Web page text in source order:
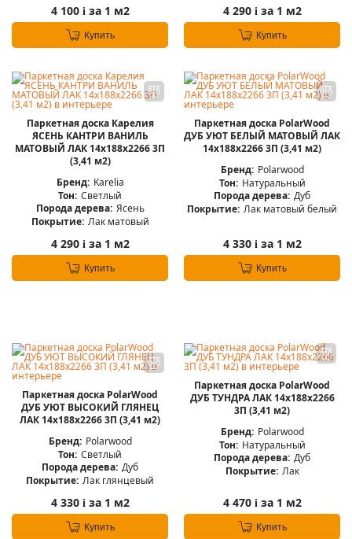
4 100 iза 1 м2
Купить
4 290 iза 1 м2
Купить
Паркетная доска Карелия
ЯСЕНЬ КАНТРИ ВАНИЛЬ
МАТОВЫЙ ЛАК 14x188x2266 3П
(3,41 м2)
Бренд: Karelia
Тон: Светлый
Порода дерева: Ясень
Покрытие: Лак матовый
4 290 iза 1 м2
Купить
Паркетная доска PolarWood
ДУБ УЮТ БЕЛЫЙ МАТОВЫЙ ЛАК
14x188x2266 3П (3,41 м2)
Бренд: Polarwood
Тон: Натуральный
Порода дерева: Дуб
Покрытие: Лак матовый белый
4 330 iза 1 м2
Купить
Паркетная доска PolarWood
ДУБ УЮТ ВЫСОКИЙ ГЛЯНЕЦ
ЛАК 14x188x2266 3П (3,41 м2)
Бренд: Polarwood
Тон: Светлый
Порода дерева: Дуб
Покрытие: Лак глянцевый
4 330 iза 1 м2
Купить
Паркетная доска PolarWood
ДУБ ТУНДРА ЛАК 14x188x2266
3П (3,41 м2)
Бренд: Polarwood
Тон: Натуральный
Порода дерева: Дуб
Покрытие: Лак
4 470 iза 1 м2
Купить